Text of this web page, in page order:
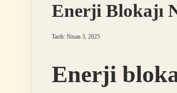
Enerji Blokajı
Tarih: Nisan 3, 2025
Enerji